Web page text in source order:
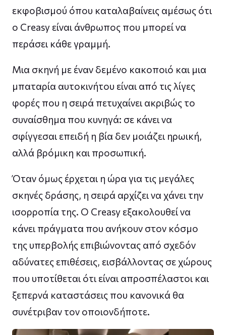
εκφοβισμού όπου καταλαβαίνεις αμέσως ότι
ο Creasy είναι άνθρωπος που μπορεί να
περάσει κάθε γραμμή.
Μια σκηνή με έναν δεμένο κακοποιό και μια
μπαταρία αυτοκινήτου είναι από τις λίγες
φορές που η σειρά πετυχαίνει ακριβώς το
συναίσθημα που κυνηγά: σε κάνει να
σφίγγεσαι επειδή η βία δεν μοιάζει ηρωική,
αλλά βρόμικη και προσωπική.
Όταν όμως έρχεται η ώρα για τις μεγάλες
σκηνές δράσης, η σειρά αρχίζει να χάνει την
ισορροπία της. Ο Creasy εξακολουθεί να
κάνει πράγματα που ανήκουν στον κόσμο
της υπερβολής επιβιώνοντας από σχεδόν
αδύνατες επιθέσεις, εισβάλλοντας σε χώρους
που υποτίθεται ότι είναι απροσπέλαστοι και
ξεπερνά καταστάσεις που κανονικά θα
συνέτριβαν τον οποιονδήποτε.